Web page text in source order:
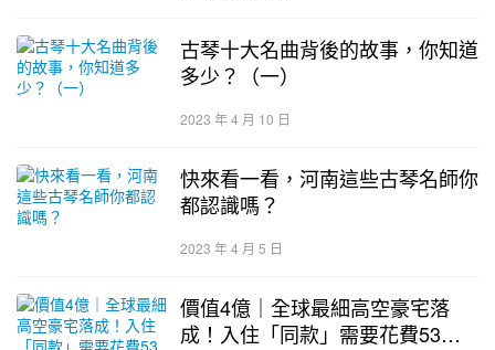
古琴十大名曲背後的故事，你知道
多少？（一）
2023 年 4 月 10 日
快來看一看，河南這些古琴名師你
都認識嗎？
2023 年 4 月 5 日
價值4億｜全球最細高空豪宅落
成！入住「同款」需要花費53萬